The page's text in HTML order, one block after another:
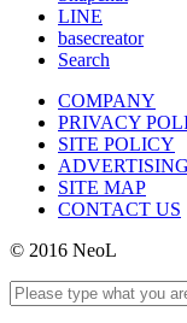
LINE
basecreator
Search
COMPANY
PRIVACY
SITE POLICY
ADVERTISING
SITE MAP
CONTACT US
© 2016 NeoL